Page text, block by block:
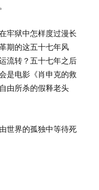
牢狱中怎样度过漫长
期的这五十七年风
流转？五十七年之后
是电影《肖申克的救
由所杀的假释老头
世界的孤独中等待死
等待死亡”